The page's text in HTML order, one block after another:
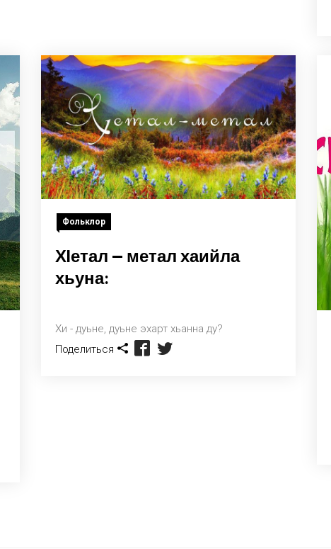
Фольклор
Хlетал — метал хаийла
хьуна:
Хи - дуьне, дуьне эхарт хьанна ду?
Поделиться